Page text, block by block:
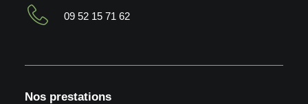
09 52 15 71 62
Nos prestations